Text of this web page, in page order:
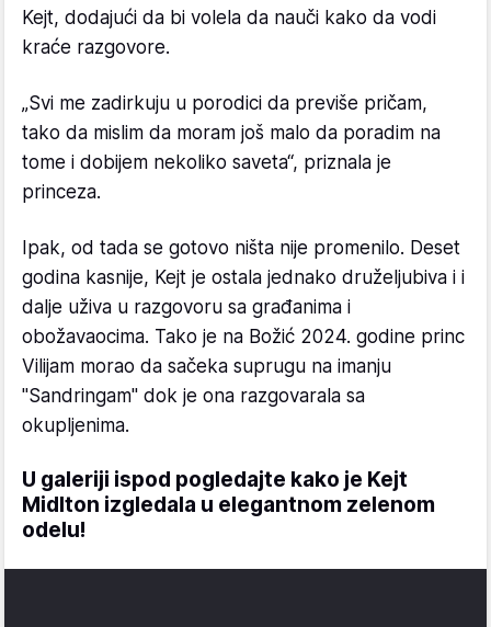
Kejt, dodajući da bi volela da nauči kako da vodi
kraće razgovore.
„Svi me zadirkuju u porodici da previše pričam,
tako da mislim da moram još malo da poradim na
tome i dobijem nekoliko saveta“, priznala je
princeza.
Ipak, od tada se gotovo ništa nije promenilo. Deset
godina kasnije, Kejt je ostala jednako druželjubiva i i
dalje uživa u razgovoru sa građanima i
obožavaocima. Tako je na Božić 2024. godine princ
Vilijam morao da sačeka suprugu na imanju
"Sandringam" dok je ona razgovarala sa
okupljenima.
U galeriji ispod pogledajte kako je Kejt
Midlton izgledala u elegantnom zelenom
odelu!